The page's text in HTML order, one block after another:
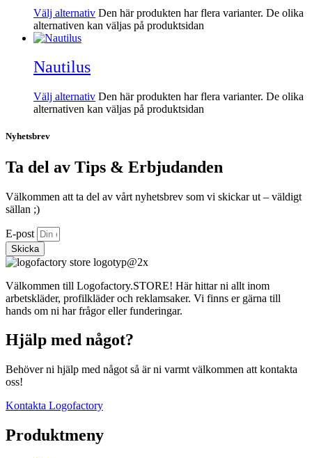
Välj alternativ Den här produkten har flera varianter. De olika
alternativen kan väljas på produktsidan
Nautilus
Välj alternativ Den här produkten har flera varianter. De olika
alternativen kan väljas på produktsidan
Nyhetsbrev
Ta del av Tips & Erbjudanden
Välkommen att ta del av vårt nyhetsbrev som vi skickar ut – väldigt
sällan ;)
E-post
Skicka
Välkommen till Logofactory.STORE! Här hittar ni allt inom
arbetskläder, profilkläder och reklamsaker. Vi finns er gärna till
hands om ni har frågor eller funderingar.
Hjälp med något?
Behöver ni hjälp med något så är ni varmt välkommen att kontakta
oss!
Kontakta Logofactory
Produktmeny